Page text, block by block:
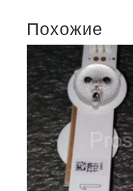
Похожие